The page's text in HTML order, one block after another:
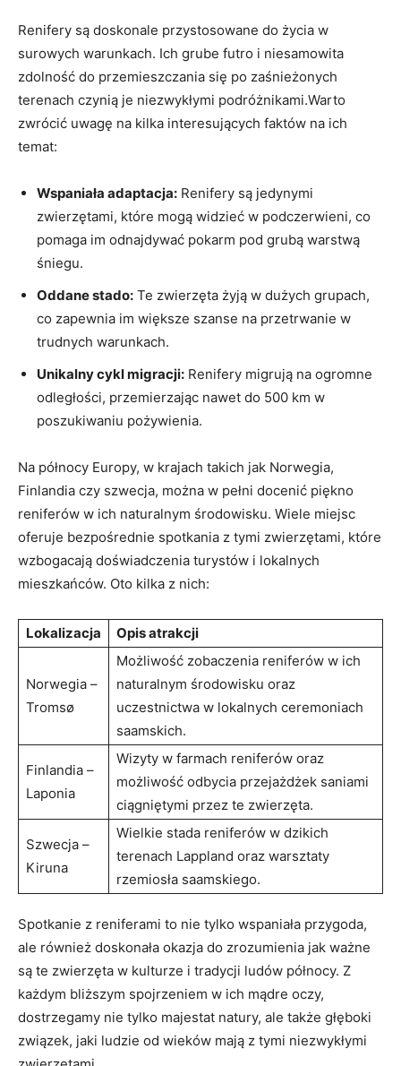
Renifery są doskonale przystosowane do życia w
surowych warunkach. Ich grube futro i niesamowita
zdolność do przemieszczania się po zaśnieżonych
terenach czynią je niezwykłymi podróżnikami.Warto
zwrócić uwagę na kilka interesujących faktów na ich
temat:
Wspaniała adaptacja: Renifery są jedynymi
zwierzętami, które mogą widzieć w podczerwieni, co
pomaga im odnajdywać pokarm pod grubą warstwą
śniegu.
Oddane stado: Te zwierzęta żyją w dużych grupach,
co zapewnia im większe szanse na przetrwanie w
trudnych warunkach.
Unikalny cykl migracji: Renifery migrują na ogromne
odległości, przemierzając nawet do 500 km w
poszukiwaniu pożywienia.
Na północy Europy, w krajach takich jak Norwegia,
Finlandia czy szwecja, można w pełni docenić piękno
reniferów w ich naturalnym środowisku. Wiele miejsc
oferuje bezpośrednie spotkania z tymi zwierzętami, które
wzbogacają doświadczenia turystów i lokalnych
mieszkańców. Oto kilka z nich:
Lokalizacja Opis atrakcji
Norwegia –
Tromsø
Możliwość zobaczenia reniferów w ich
naturalnym środowisku oraz
uczestnictwa w lokalnych ceremoniach
saamskich.
Finlandia –
Laponia
Wizyty w farmach reniferów oraz
możliwość odbycia przejażdżek saniami
ciągniętymi przez te zwierzęta.
Szwecja –
Kiruna
Wielkie stada reniferów w dzikich
terenach Lappland oraz warsztaty
rzemiosła saamskiego.
Spotkanie z reniferami to nie tylko wspaniała przygoda,
ale również doskonała okazja do zrozumienia jak ważne
są te zwierzęta w kulturze i tradycji ludów północy. Z
każdym bliższym spojrzeniem w ich mądre oczy,
dostrzegamy nie tylko majestat natury, ale także głęboki
związek, jaki ludzie od wieków mają z tymi niezwykłymi